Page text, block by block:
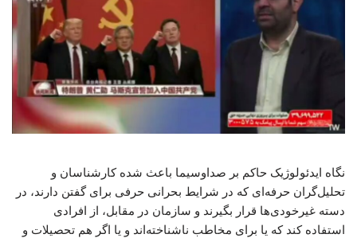
نگاه ایدئولوژیک حاکم بر صداوسیما باعث شده کارشناسان و
تحلیل‌گران حرفه‌ای که در شرایط بحرانی حرفی برای گفتن دارند، در
دسته غیرخودی‌ها قرار بگیرند و سازمان در مقابل، از افرادی
استفاده کند که یا برای مخاطب ناشناخته‌اند و یا اگر هم تحصیلات و